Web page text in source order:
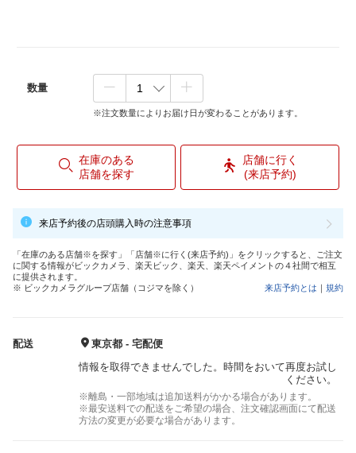
数量
※注文数量によりお届け日が変わることがあります。
在庫のある
店舗を探す
店舗に行く
(来店予約)
来店予約後の店頭購入時の注意事項
「在庫のある店舗※を探す」「店舗※に行く(来店予約)」をクリックすると、ご注文
に関する情報がビックカメラ、楽天ビック、楽天、楽天ペイメントの４社間で相互
に提供されます。
※ ビックカメラグループ店舗（コジマを除く）
来店予約とは ｜ 規約
配送
東京都 - 宅配便
情報を取得できませんでした。時間をおいて再度お試し
ください。
※離島・一部地域は追加送料がかかる場合があります。
※最安送料での配送をご希望の場合、注文確認画面にて配送
方法の変更が必要な場合があります。